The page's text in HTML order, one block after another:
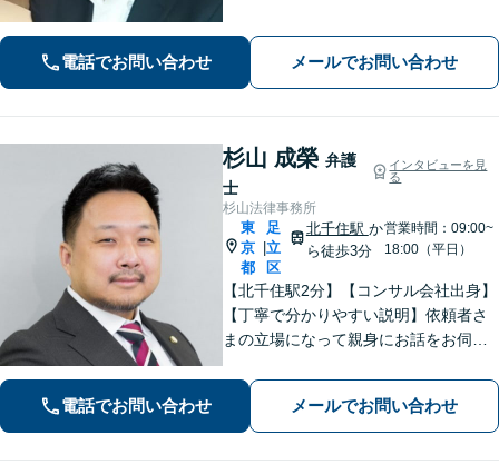
メトロ千代田線綾瀬駅西口徒歩2分】
【初回面談無料】
電話でお問い合わせ メールでお問い合わせ
杉山 成榮 弁護
士
インタビューを見
る
杉山法律事務所
東
京
都
足
立
区
北千住駅 か
ら徒歩3分
営業時間：09:00~
18:00（平日）
【北千住駅2分】【コンサル会社出身】
【丁寧で分かりやすい説明】依頼者さ
まの立場になって親身にお話をお伺い
にしておりますので、ささいなお悩み
でも遠慮なくお聞かせください。【電
話・WEB面談可】
電話でお問い合わせ メールでお問い合わせ